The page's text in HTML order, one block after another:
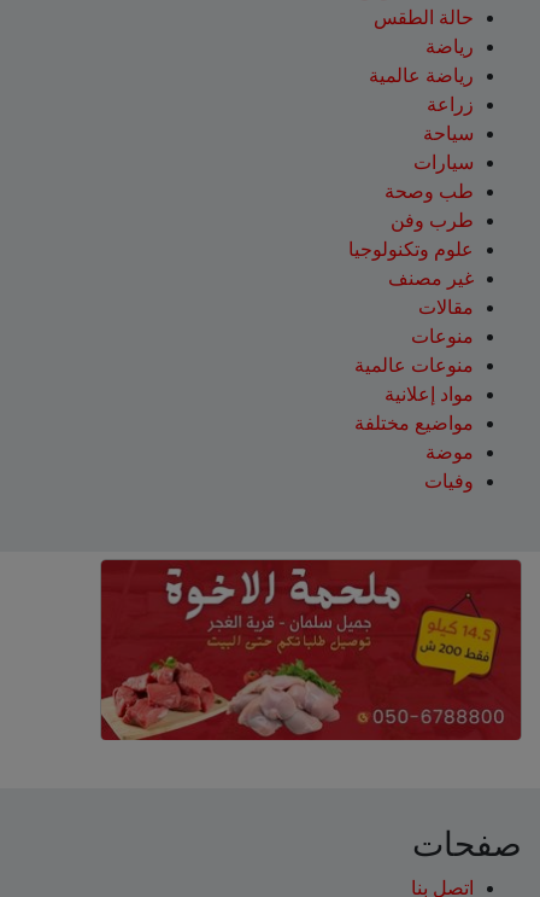
حالة الطقس
رياضة
رياضة عالمية
زراعة
سياحة
سيارات
طب وصحة
طرب وفن
علوم وتكنولوجيا
غير مصنف
مقالات
منوعات
منوعات عالمية
مواد إعلانية
مواضيع مختلفة
موضة
وفيات
صفحات
اتصل بنا